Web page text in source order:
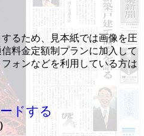
るため、見本紙では画像を圧
料金定額制プランに加入して
ォンなどを利用している方は
ドする